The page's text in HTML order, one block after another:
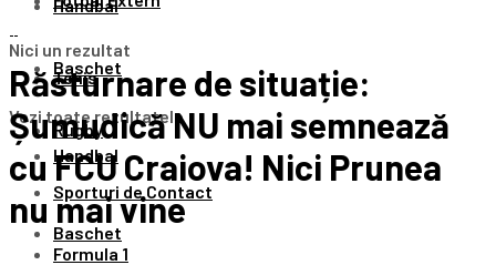
Handbal
Baschet
Rugby
Sporturi de Contact
Formula 1
Tenis
Handbal
Baschet
Nici un rezultat
Vezi toate rezultatele
Răsturnare de situație:
Șumudică NU mai semnează
cu FCU Craiova! Nici Prunea
nu mai vine